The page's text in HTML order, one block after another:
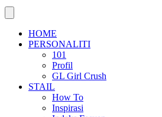
HOME
PERSONALITI
101
Profil
GL Girl Crush
STAIL
How To
Inspirasi